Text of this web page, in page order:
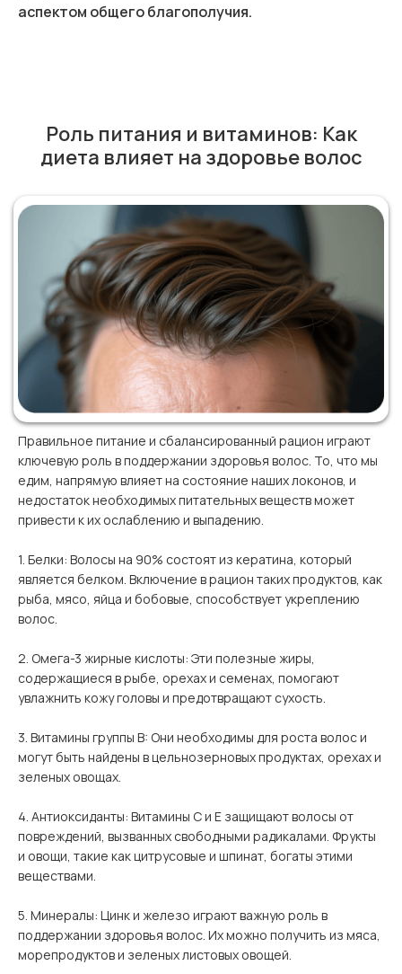
аспектом общего благополучия.
Роль питания и витаминов: Как
диета влияет на здоровье волос
Правильное питание и сбалансированный рацион играют
ключевую роль в поддержании здоровья волос. То, что мы
едим, напрямую влияет на состояние наших локонов, и
недостаток необходимых питательных веществ может
привести к их ослаблению и выпадению.
1. Белки: Волосы на 90% состоят из кератина, который
является белком. Включение в рацион таких продуктов, как
рыба, мясо, яйца и бобовые, способствует укреплению
волос.
2. Омега-3 жирные кислоты: Эти полезные жиры,
содержащиеся в рыбе, орехах и семенах, помогают
увлажнить кожу головы и предотвращают сухость.
3. Витамины группы B: Они необходимы для роста волос и
могут быть найдены в цельнозерновых продуктах, орехах и
зеленых овощах.
4. Антиоксиданты: Витамины C и E защищают волосы от
повреждений, вызванных свободными радикалами. Фрукты
и овощи, такие как цитрусовые и шпинат, богаты этими
веществами.
5. Минералы: Цинк и железо играют важную роль в
поддержании здоровья волос. Их можно получить из мяса,
морепродуктов и зеленых листовых овощей.